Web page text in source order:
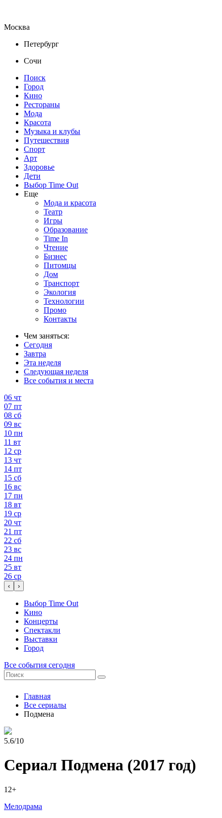
Москва
Петербург
Сочи
Поиск
Город
Кино
Рестораны
Мода
Красота
Музыка и клубы
Путешествия
Спорт
Арт
Здоровье
Дети
Выбор Time Out
Еще
Мода и красота
Театр
Игры
Образование
Time In
Чтение
Бизнес
Питомцы
Дом
Транспорт
Экология
Технологии
Промо
Контакты
Чем заняться:
Сегодня
Завтра
Эта неделя
Следующая неделя
Все события и места
06 чт
07 пт
08 сб
09 вс
10 пн
11 вт
12 ср
13 чт
14 пт
15 сб
16 вс
17 пн
18 вт
19 ср
20 чт
21 пт
22 сб
23 вс
24 пн
25 вт
26 ср
‹ ›
Выбор Time Out
Кино
Концерты
Спектакли
Выставки
Город
Все события сегодня
Главная
Все сериалы
Подмена
5.6/10
Сериал Подмена (2017 год)
12+
Мелодрама